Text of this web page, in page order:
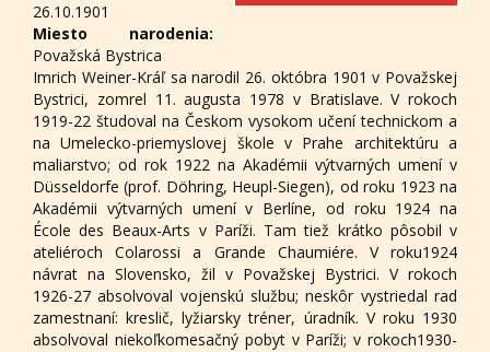
26.10.1901
Miesto narodenia:
Považská Bystrica
Imrich Weiner-Kráľ sa narodil 26. októbra 1901 v Považskej
Bystrici, zomrel 11. augusta 1978 v Bratislave. V rokoch
1919-22 študoval na Českom vysokom učení technickom a
na Umelecko-priemyslovej škole v Prahe architektúru a
maliarstvo; od rok 1922 na Akadémii výtvarných umení v
Düsseldorfe (prof. Döhring, Heupl-Siegen), od roku 1923 na
Akadémii výtvarných umení v Berlíne, od roku 1924 na
École des Beaux-Arts v Paríži. Tam tiež krátko pôsobil v
ateliéroch Colarossi a Grande Chaumiére. V roku1924
návrat na Slovensko, žil v Považskej Bystrici. V rokoch
1926-27 absolvoval vojenskú službu; neskôr vystriedal rad
zamestnaní: kreslič, lyžiarsky tréner, úradník. V roku 1930
absolvoval niekoľkomesačný pobyt v Paríži; v rokoch1930-